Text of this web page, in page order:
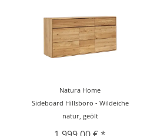
Natura Home
Sideboard Hillsboro - Wildeiche
natur, geölt